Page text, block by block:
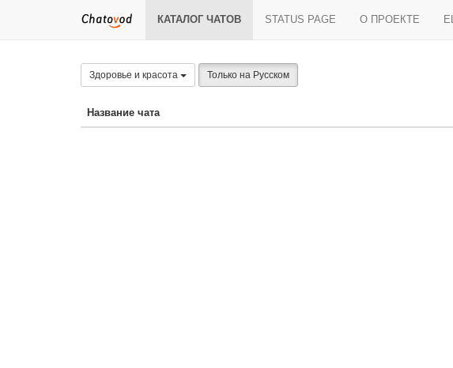
КАТАЛОГ ЧАТОВ STATUS PAGE О ПРОЕКТЕ
Здоровье и красота Только на Русском
Название чата